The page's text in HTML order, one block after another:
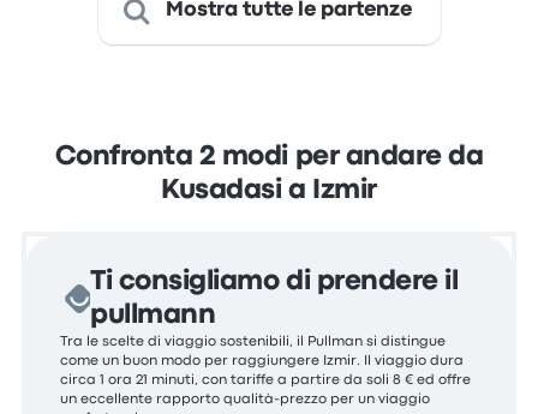
Mostra tutte le partenze
Confronta 2 modi per andare da
Kusadasi a Izmir
Ti consigliamo di prendere il
pullmann
Tra le scelte di viaggio sostenibili, il Pullman si distingue
come un buon modo per raggiungere Izmir. Il viaggio dura
circa 1 ora 21 minuti, con tariffe a partire da soli 8 € ed offre
un eccellente rapporto qualità-prezzo per un viaggio